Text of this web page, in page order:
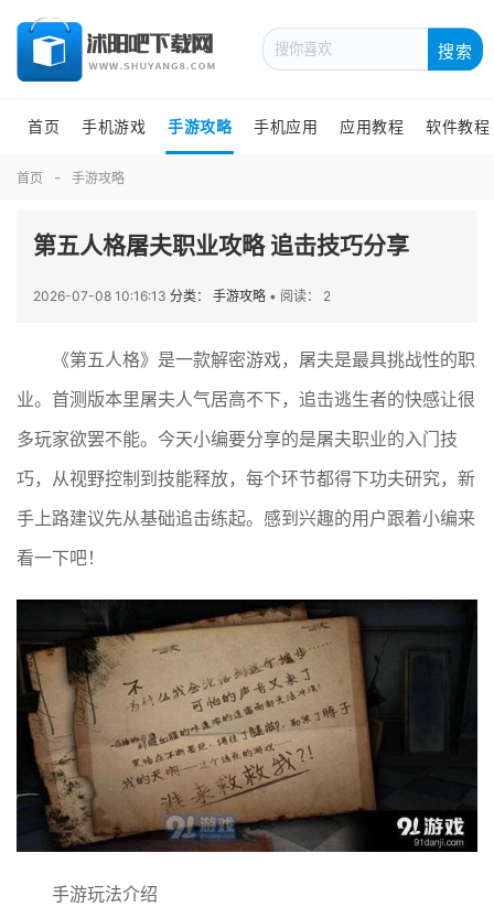
搜索
首页 手机游戏 手游攻略 手机应用 应用教程 软件教程
首页 手游攻略
第五人格屠夫职业攻略 追击技巧分享
2026-07-08 10:16:13 分类： 手游攻略 • 阅读： 2
《第五人格》是一款解密游戏，屠夫是最具挑战性的职
业。首测版本里屠夫人气居高不下，追击逃生者的快感让很
多玩家欲罢不能。今天小编要分享的是屠夫职业的入门技
巧，从视野控制到技能释放，每个环节都得下功夫研究，新
手上路建议先从基础追击练起。感到兴趣的用户跟着小编来
看一下吧！
手游玩法介绍